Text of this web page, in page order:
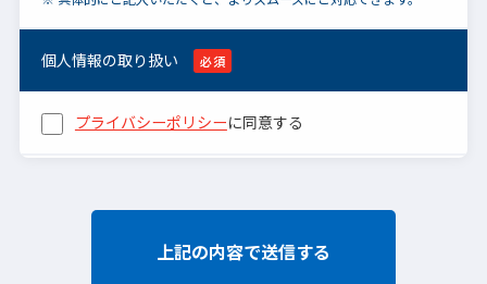
個人情報の取り扱い 必須
プライバシーポリシーに同意する